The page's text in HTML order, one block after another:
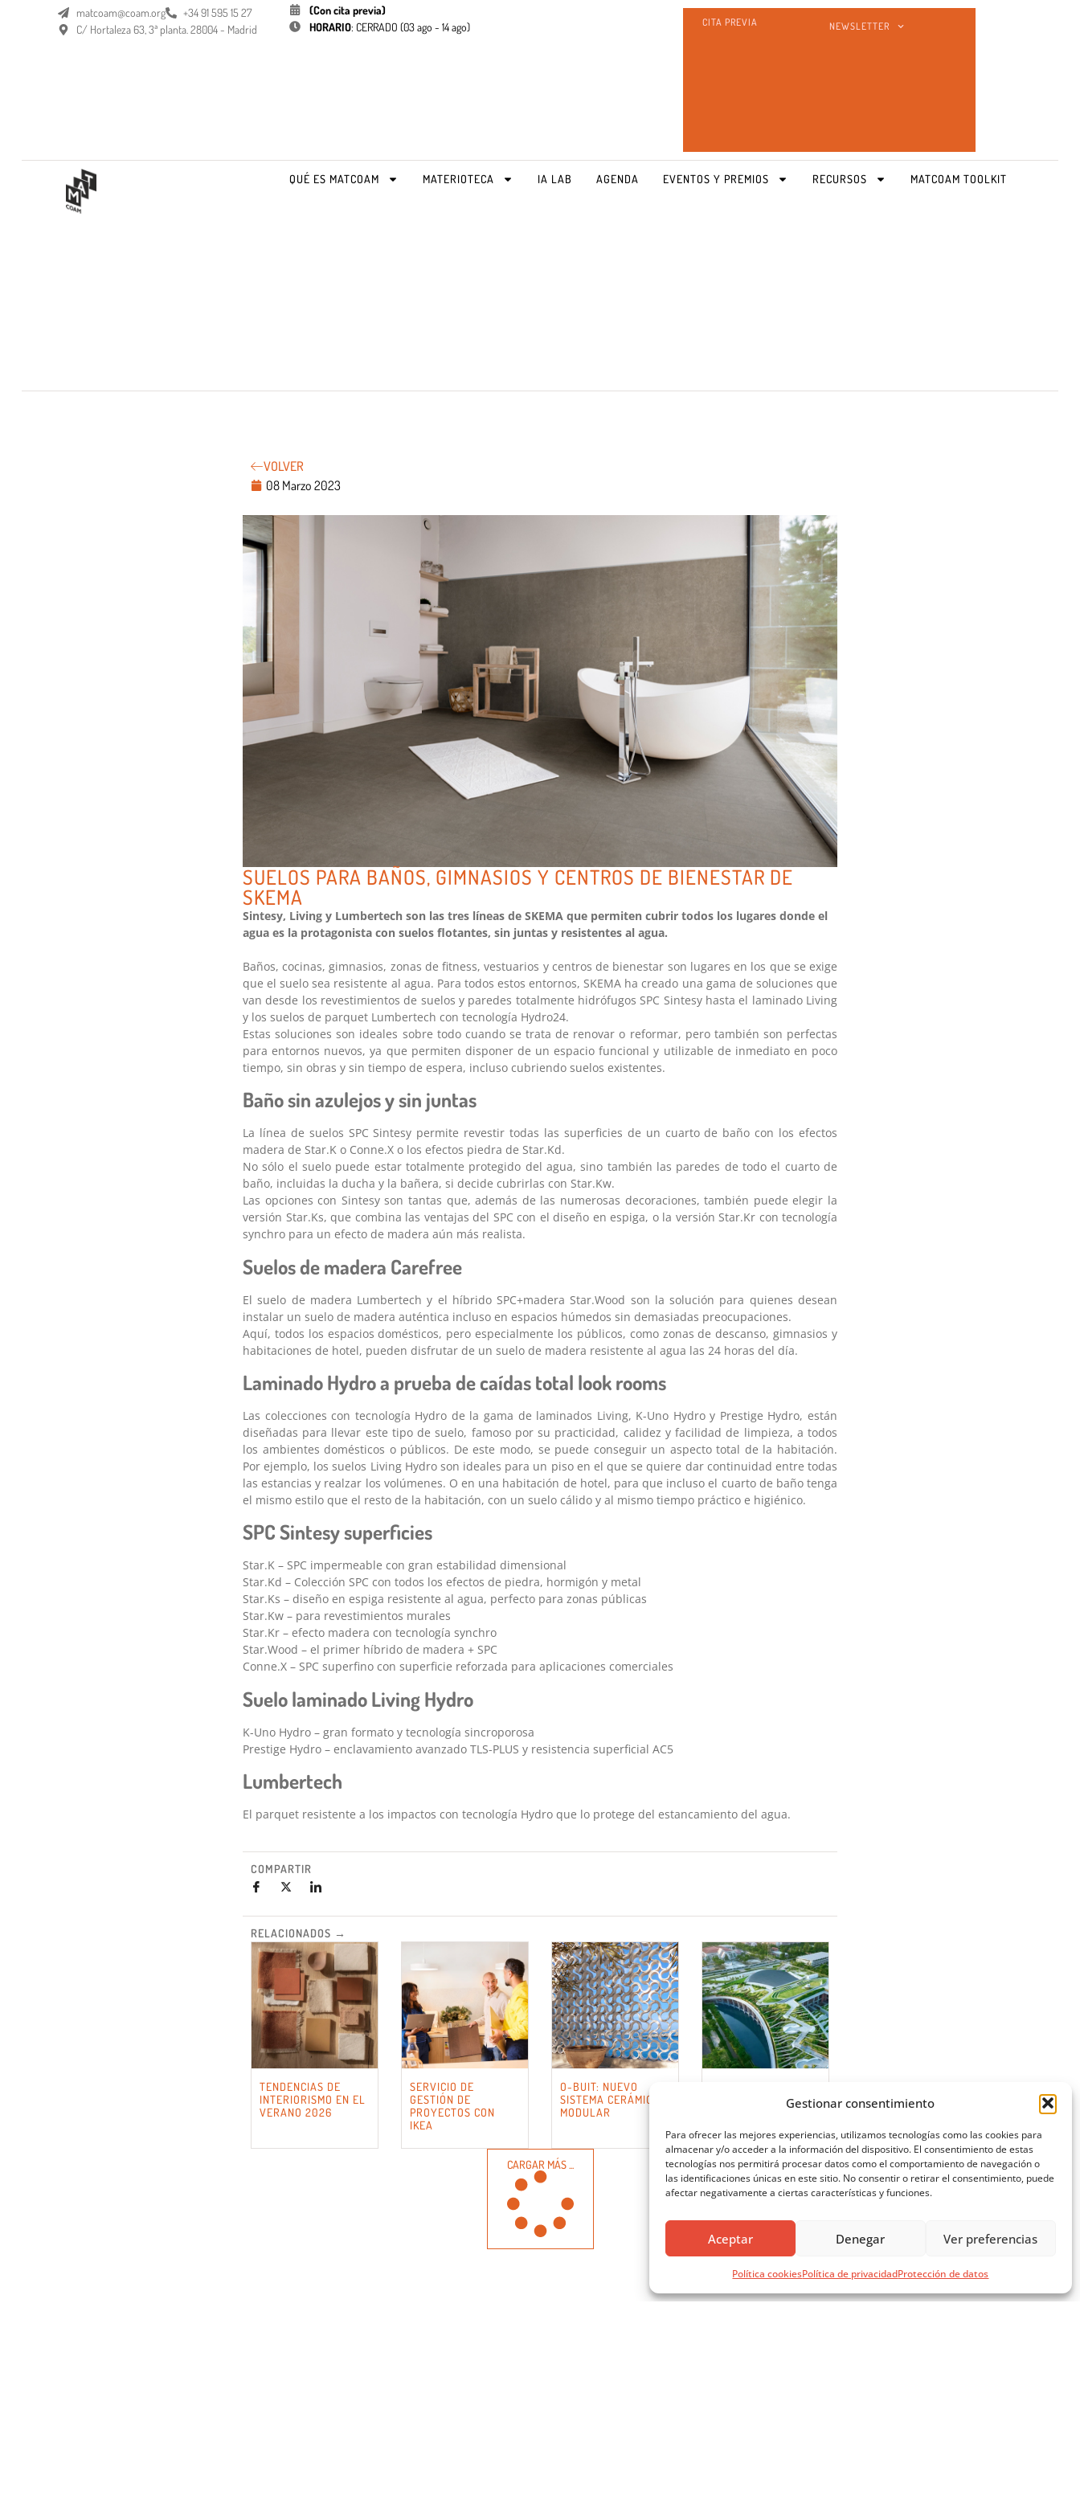
Gestionar consentimiento
Para ofrecer las mejores experiencias, utilizamos tecnologías como las cookies para
almacenar y/o acceder a la información del dispositivo. El consentimiento de estas
tecnologías nos permitirá procesar datos como el comportamiento de navegación o
las identificaciones únicas en este sitio. No consentir o retirar el consentimiento, puede
afectar negativamente a ciertas características y funciones.
Aceptar Denegar Ver preferencias
Política cookiesPolítica de privacidadProtección de datos
matcoam@coam.org
+34 91 595 15 27
C/ Hortaleza 63, 3ª planta. 28004 - Madrid
(Con cita previa)
HORARIO: CERRADO (03 ago - 14 ago) CITA PREVIA NEWSLETTER
QUÉ ES MATCOAM MATERIOTECA IA LAB AGENDA EVENTOS Y PREMIOS RECURSOS MATCOAM TOOLKIT
VOLVER
08 Marzo 2023
SUELOS PARA BAÑOS, GIMNASIOS Y CENTROS DE BIENESTAR DE
SKEMA
Sintesy, Living y Lumbertech son las tres líneas de SKEMA que permiten cubrir todos los lugares donde el
agua es la protagonista con suelos flotantes, sin juntas y resistentes al agua.
Baños, cocinas, gimnasios, zonas de fitness, vestuarios y centros de bienestar son lugares en los que se exige
que el suelo sea resistente al agua. Para todos estos entornos, SKEMA ha creado una gama de soluciones que
van desde los revestimientos de suelos y paredes totalmente hidrófugos SPC Sintesy hasta el laminado Living
y los suelos de parquet Lumbertech con tecnología Hydro24.
Estas soluciones son ideales sobre todo cuando se trata de renovar o reformar, pero también son perfectas
para entornos nuevos, ya que permiten disponer de un espacio funcional y utilizable de inmediato en poco
tiempo, sin obras y sin tiempo de espera, incluso cubriendo suelos existentes.
Baño sin azulejos y sin juntas
La línea de suelos SPC Sintesy permite revestir todas las superficies de un cuarto de baño con los efectos
madera de Star.K o Conne.X o los efectos piedra de Star.Kd.
No sólo el suelo puede estar totalmente protegido del agua, sino también las paredes de todo el cuarto de
baño, incluidas la ducha y la bañera, si decide cubrirlas con Star.Kw.
Las opciones con Sintesy son tantas que, además de las numerosas decoraciones, también puede elegir la
versión Star.Ks, que combina las ventajas del SPC con el diseño en espiga, o la versión Star.Kr con tecnología
synchro para un efecto de madera aún más realista.
Suelos de madera Carefree
El suelo de madera Lumbertech y el híbrido SPC+madera Star.Wood son la solución para quienes desean
instalar un suelo de madera auténtica incluso en espacios húmedos sin demasiadas preocupaciones.
Aquí, todos los espacios domésticos, pero especialmente los públicos, como zonas de descanso, gimnasios y
habitaciones de hotel, pueden disfrutar de un suelo de madera resistente al agua las 24 horas del día.
Laminado Hydro a prueba de caídas total look rooms
Las colecciones con tecnología Hydro de la gama de laminados Living, K-Uno Hydro y Prestige Hydro, están
diseñadas para llevar este tipo de suelo, famoso por su practicidad, calidez y facilidad de limpieza, a todos
los ambientes domésticos o públicos. De este modo, se puede conseguir un aspecto total de la habitación.
Por ejemplo, los suelos Living Hydro son ideales para un piso en el que se quiere dar continuidad entre todas
las estancias y realzar los volúmenes. O en una habitación de hotel, para que incluso el cuarto de baño tenga
el mismo estilo que el resto de la habitación, con un suelo cálido y al mismo tiempo práctico e higiénico.
SPC Sintesy superficies
Star.K – SPC impermeable con gran estabilidad dimensional
Star.Kd – Colección SPC con todos los efectos de piedra, hormigón y metal
Star.Ks – diseño en espiga resistente al agua, perfecto para zonas públicas
Star.Kw – para revestimientos murales
Star.Kr – efecto madera con tecnología synchro
Star.Wood – el primer híbrido de madera + SPC
Conne.X – SPC superfino con superficie reforzada para aplicaciones comerciales
Suelo laminado Living Hydro
K-Uno Hydro – gran formato y tecnología sincroporosa
Prestige Hydro – enclavamiento avanzado TLS-PLUS y resistencia superficial AC5
Lumbertech
El parquet resistente a los impactos con tecnología Hydro que lo protege del estancamiento del agua.
COMPARTIR
RELACIONADOS →
TENDENCIAS DE
INTERIORISMO EN EL
VERANO 2026
SERVICIO DE
GESTIÓN DE
PROYECTOS CON
IKEA
O-BUIT: NUEVO
SISTEMA CERÁMICO
MODULAR
CONSTRUCTIVAS
CARGAR MÁS ...